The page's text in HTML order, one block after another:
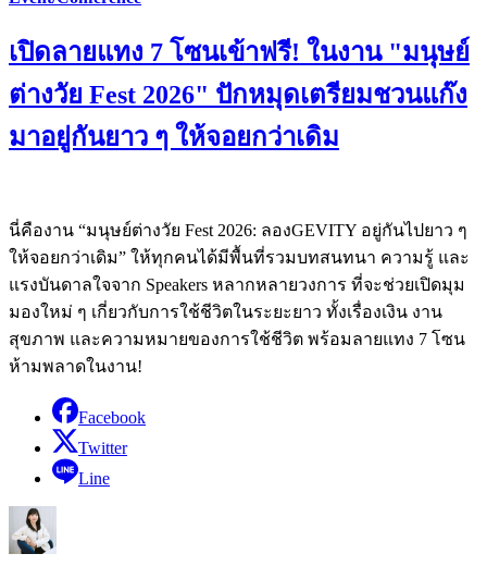
เปิดลายแทง 7 โซนเข้าฟรี! ในงาน "มนุษย์
ต่างวัย Fest 2026" ปักหมุดเตรียมชวนแก๊ง
มาอยู่กันยาว ๆ ให้จอยกว่าเดิม
นี่คืองาน “มนุษย์ต่างวัย Fest 2026: ลองGEVITY อยู่กันไปยาว ๆ
ให้จอยกว่าเดิม” ให้ทุกคนได้มีพื้นที่รวมบทสนทนา ความรู้ และ
แรงบันดาลใจจาก Speakers หลากหลายวงการ ที่จะช่วยเปิดมุม
มองใหม่ ๆ เกี่ยวกับการใช้ชีวิตในระยะยาว ทั้งเรื่องเงิน งาน
สุขภาพ และความหมายของการใช้ชีวิต พร้อมลายแทง 7 โซน
ห้ามพลาดในงาน!
Facebook
Twitter
Line